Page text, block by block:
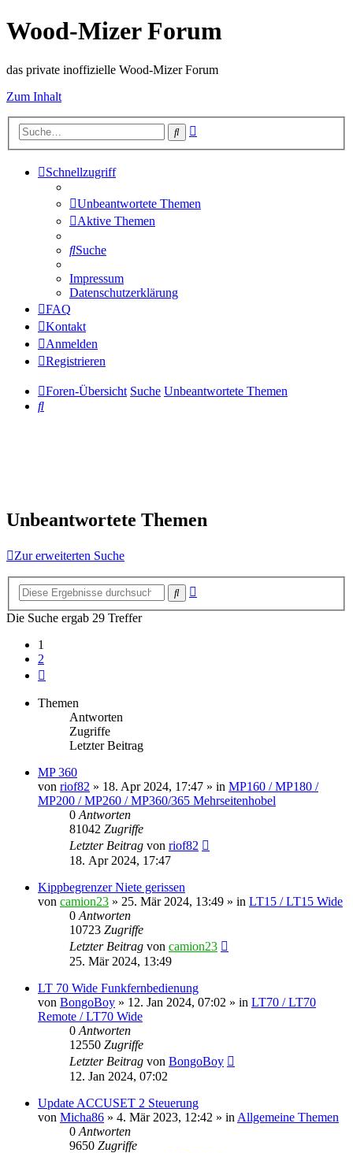
Wood-Mizer Forum
das private inoffizielle Wood-Mizer Forum
Zum Inhalt
Suche
Schnellzugriff
Unbeantwortete Themen
Aktive Themen
Suche
Impressum
Datenschutzerklärung
FAQ
Kontakt
Anmelden
Registrieren
Foren-Übersicht Suche Unbeantwortete Themen
Suche
Unbeantwortete Themen
Zur erweiterten Suche
Suche
Die Suche ergab 29 Treffer
1
2
Themen
Antworten
Zugriffe
Letzter Beitrag
MP 360
von riof82 » 18. Apr 2024, 17:47 » in MP160 / MP180 /
MP200 / MP260 / MP360/365 Mehrseitenhobel
0 Antworten
81042 Zugriffe
Letzter Beitrag von riof82
18. Apr 2024, 17:47
Kippbegrenzer Niete gerissen
von camion23 » 25. Mär 2024, 13:49 » in LT15 / LT15 Wide
0 Antworten
10723 Zugriffe
Letzter Beitrag von camion23
25. Mär 2024, 13:49
LT 70 Wide Funkfernbedienung
von BongoBoy » 12. Jan 2024, 07:02 » in LT70 / LT70
Remote / LT70 Wide
0 Antworten
12550 Zugriffe
Letzter Beitrag von BongoBoy
12. Jan 2024, 07:02
Update ACCUSET 2 Steuerung
von Micha86 » 4. Mär 2023, 12:42 » in Allgemeine Themen
0 Antworten
9650 Zugriffe